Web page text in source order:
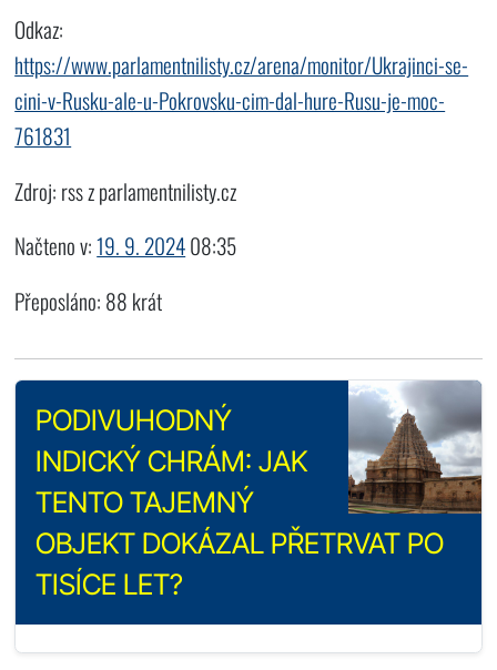
Odkaz:
https://www.parlamentnilisty.cz/arena/monitor/Ukrajinci-se-
cini-v-Rusku-ale-u-Pokrovsku-cim-dal-hure-Rusu-je-moc-
761831
Zdroj: rss z parlamentnilisty.cz
Načteno v:19. 9. 202408:35
Přeposláno: 88 krát
PODIVUHODNÝ
INDICKÝ CHRÁM: JAK
TENTO TAJEMNÝ
OBJEKT DOKÁZAL PŘETRVAT PO
TISÍCE LET?